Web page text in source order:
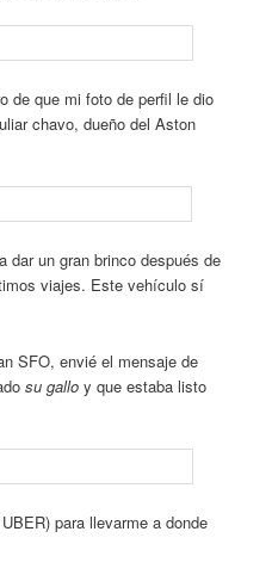
de que mi foto de perfil le dio
chavo, dueño del Aston
dar un gran brinco después de
viajes. Este vehículo sí
SFO, envié el mensaje de
su gallo y que estaba listo
para llevarme a donde